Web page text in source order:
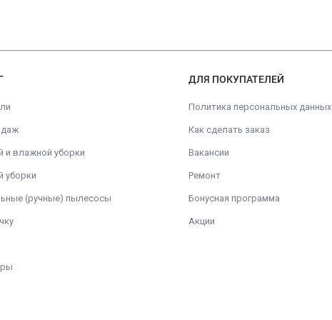
и влажной уборки
уборки
(ручные) пылесосы
ДЛЯ ПОКУПАТЕЛЕЙ
Политика персональных данных
Как сделать заказ
Вакансии
Ремонт
Бонусная программа
Акции